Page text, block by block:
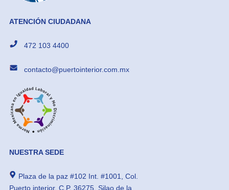
ATENCIÓN CIUDADANA
472 103 4400
contacto@puertointerior.com.mx
NUESTRA SEDE
Plaza de la paz #102 Int. #1001, Col.
Puerto interior, C.P. 36275, Silao de la